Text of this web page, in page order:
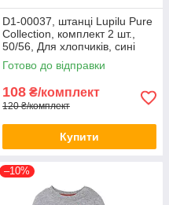
D1-00037, штанці Lupilu Pure
Collection, комплект 2 шт.,
50/56, Для хлопчиків, сині
Готово до відправки
108 ₴/комплект
120 ₴/комплект
Купити
–10%